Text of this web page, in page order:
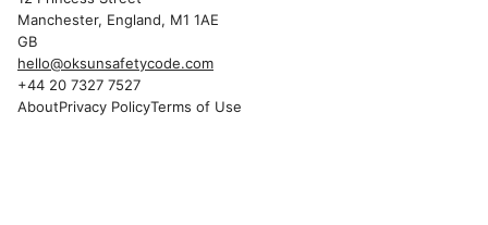
Manchester, England, M1 1AE
GB
hello@oksunsafetycode.com
+44 20 7327 7527
AboutPrivacy PolicyTerms of Use